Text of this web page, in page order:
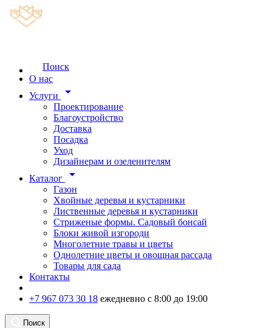
Поиск
О нас
Услуги
arrow_drop_down
Проектирование
Благоустройство
Доставка
Посадка
Уход
Дизайнерам и озеленителям
Каталог
arrow_drop_down
Газон
Хвойные деревья и кустарники
Лиственные деревья и кустарники
Стриженые формы. Садовый бонсай
Блоки живой изгороди
Многолетние травы и цветы
Однолетние цветы и овощная рассада
Товары для сада
Контакты
+7 967 073 30 18 ежедневно с 8:00 до 19:00
Поиск